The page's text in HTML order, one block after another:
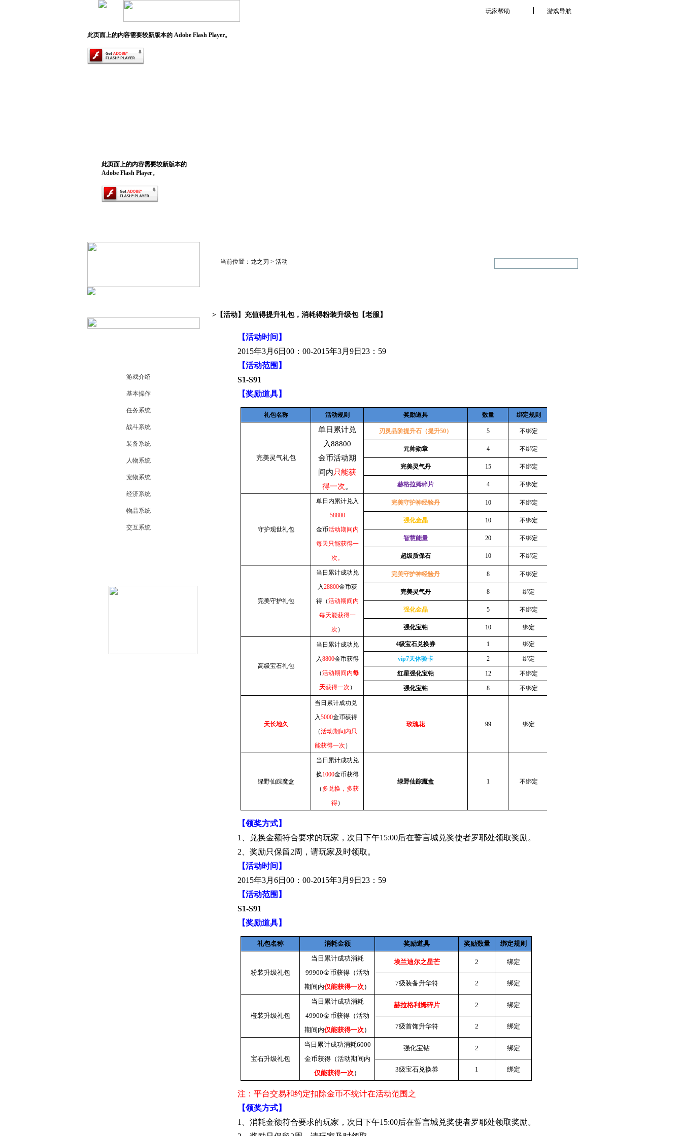
游戏导航
玩家帮助
此页面上的内容需要较新版本的 Adobe Flash Player。
此页面上的内容需要较新版本的
Adobe Flash Player。
游戏介绍
基本操作
任务系统
战斗系统
装备系统
人物系统
宠物系统
经济系统
物品系统
交互系统
当前位置：龙之刃 > 活动
>【活动】充值得提升礼包，消耗得粉装升级包【老服】
【活动时间】
2015年3月 6日 00 ： 00-2015年3月 9日 23 ： 59
【活动范围】
S1-S91
【奖励道具】
礼包名称 活动规则 奖励道具 数量 绑定规则
完美灵气礼包
单日累计兑
入88800
金币活动期
间内只能获
得一次。
刃灵品阶提升石（提升50） 5 不绑定
元帅勋章 4 不绑定
完美灵气丹 15 不绑定
赫格拉姆碎片 4 不绑定
守护现世礼包
单日内累计兑入
58800
金币活动期间内
每天只能获得一
次。
完美守护神经验丹 10 不绑定
强化金晶 10 不绑定
智慧能量 20 不绑定
超级质保石 10 不绑定
完美守护礼包
当日累计成功兑
入28800金币获
得（活动期间内
每天能获得一
次 ）
完美守护神经验丹 8 不绑定
完美灵气丹 8 绑定
强化金晶 5 不绑定
强化宝钻 10 绑定
高级宝石礼包
当日累计成功兑
入8800金币获得
（活动期间内每
天获得一次 ）
4级宝石兑换券 1 绑定
vip7天体验卡 2 绑定
红星强化宝钻 12 不绑定
强化宝钻 8 不绑定
天长地久
当日累计成功兑
入5000金币获得
（活动期间内只
能获得一次 ）
玫瑰花 99 绑定
绿野仙踪魔盒
当日累计成功兑
换1000金币获得
（ 多兑换，多获
得）
绿野仙踪魔盒 1 不绑定
【领奖方式】
1
、兑换金额符合要求的玩家，次日下午15:00后在誓言城兑奖使者罗耶处领取奖励。
2 、奖励只保留2周，请玩家及时领取。
【活动时间】
2015年3月 6日 00 ： 00-2015年3月 9日 23 ： 59
【活动范围】
S1-S91
【奖励道具】
礼包名称 消耗金额 奖励道具 奖励数量 绑定规则
粉装升级礼包
当日累计成功消耗
99900金币获得（活动
期间内仅能获得一次）
埃兰迪尔之星芒 2 绑定
7级装备升华符 2 绑定
橙装升级礼包
当日累计成功消耗
49900金币获得（活动
期间内仅能获得一次）
赫拉格利姆碎片 2 绑定
7级首饰升华符 2 绑定
宝石升级礼包
当日累计成功消耗6000
金币获得（活动期间内
仅能获得一次）
强化宝钻 2 绑定
3级宝石兑换券 1 绑定
注：平台交易和约定扣除金币不统计在活动范围之
【领奖方式】
1
、消耗金额符合要求的玩家，次日下午15:00后在誓言城兑奖使者罗耶处领取奖励。